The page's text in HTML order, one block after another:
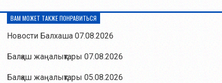
ВАМ МОЖЕТ ТАКЖЕ ПОНРАВИТЬСЯ
Новости Балхаша 07.08.2026
Балқаш жаңалықтары 07.08.2026
Балқаш жаңалықтары 05.08.2026